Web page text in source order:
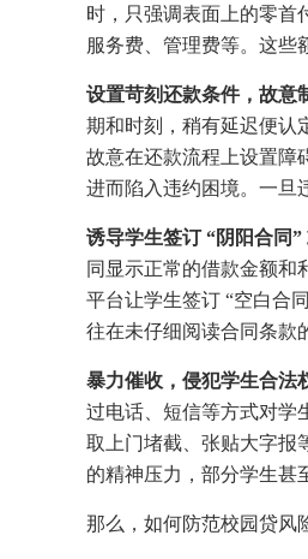
时，只强调表面上的零首
服务费、管理费等。这些
设置苛刻还款条件，故意
期和时刻，稍有延迟便认
故意在还款流程上设置障
进而陷入违约困境。一旦
诱导学生签订 “阴阳合同”
同显示正常的借款金额和
平台让学生签订 “空白合
往在未仔细阅读合同条款
暴力催收，侵犯学生合法
过电话、短信等方式对学
取上门堵截、张贴大字报
的精神压力，部分学生甚
那么，如何防范校园贷风